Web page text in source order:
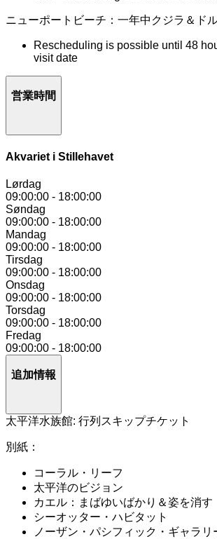
ニューポートビーチ：一年中クジラ＆ド
Rescheduling is possible until 48
visit date
営業時間
Akvariet i Stillehavet
Lørdag
09:00:00 - 18:00:00
Søndag
09:00:00 - 18:00:00
Mandag
09:00:00 - 18:00:00
Tirsdag
09:00:00 - 18:00:00
Onsdag
09:00:00 - 18:00:00
Torsdag
09:00:00 - 18:00:00
Fredag
09:00:00 - 18:00:00
追加情報
太平洋水族館: 行列スキップチケット
別紙：
コーラル・リーフ
太平洋のビジョン
カエル：まばゆいばかり＆姿を消す
シーオッター・ハビタット
ノーザン・パシフィック・ギャラリ